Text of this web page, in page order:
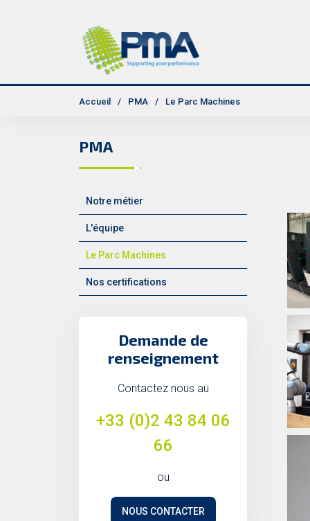
Accueil PMA Le Parc Machines
PMA
Notre métier
L'équipe
Le Parc Machines
Nos certifications
Demande de
renseignement
Contactez nous au
+33 (0)2 43 84 06
66
ou
NOUS CONTACTER